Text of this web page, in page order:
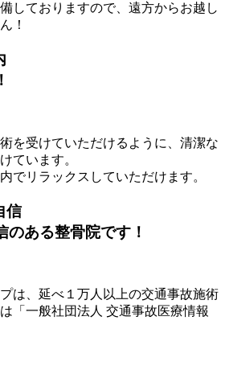
しておりますので、遠方からお越し
！
を受けていただけるように、清潔な
ています。
でリラックスしていただけます。
のある整骨院です！
は、延べ１万人以上の交通事故施術
「一般社団法人 交通事故医療情報